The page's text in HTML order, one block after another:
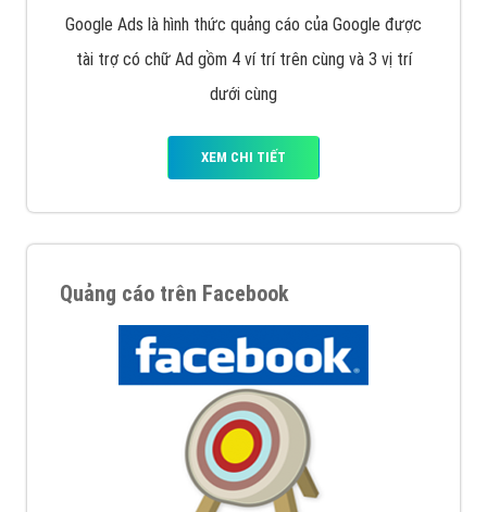
Google Ads là hình thức quảng cáo của Google được
tài trợ có chữ Ad gồm 4 ví trí trên cùng và 3 vị trí
dưới cùng
XEM CHI TIẾT
Quảng cáo trên Facebook